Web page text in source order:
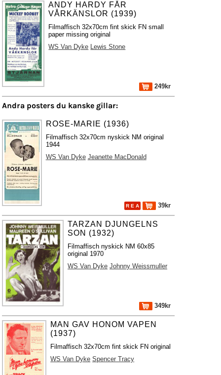
ANDY HARDY FÅR
VÅRKÄNSLOR (1939)
Filmaffisch 32x70cm fint skick FN small
paper missing original
WS Van Dyke Lewis Stone
249kr
Andra posters du kanske gillar:
ROSE-MARIE (1936)
Filmaffisch 32x70cm nyskick NM original
1944
WS Van Dyke Jeanette MacDonald
R E A 39kr
TARZAN DJUNGELNS
SON (1932)
Filmaffisch nyskick NM 60x85
original 1970
WS Van Dyke Johnny Weissmuller
349kr
MAN GAV HONOM VAPEN
(1937)
Filmaffisch 32x70cm fint skick FN original
WS Van Dyke Spencer Tracy